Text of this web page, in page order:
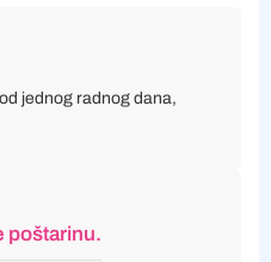
jednog radnog dana,
poštarinu.